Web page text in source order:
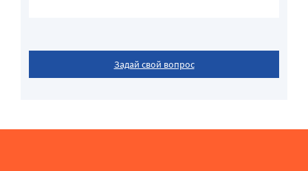
Задай свой вопрос